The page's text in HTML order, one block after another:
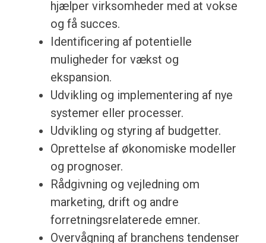
hjælper virksomheder med at vokse
og få succes.
Identificering af potentielle
muligheder for vækst og
ekspansion.
Udvikling og implementering af nye
systemer eller processer.
Udvikling og styring af budgetter.
Oprettelse af økonomiske modeller
og prognoser.
Rådgivning og vejledning om
marketing, drift og andre
forretningsrelaterede emner.
Overvågning af branchens tendenser